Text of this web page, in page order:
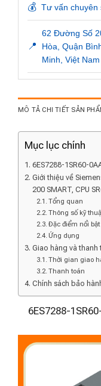
💰 Tư vấn chuyên
📍
62 Đường Số
Hòa, Quận
Minh, Việt Nam
MÔ TẢ CHI TIẾT SẢN
Mục lục chính
6ES7288-1SR60-
Giới thiệu về
200 SMART, CPU
Tổng quan
Thông số kỹ
Đặc điểm nổi bật
Ứng dụng
Giao hàng và thanh
Thời gian giao
Thanh toán
Chính sách bảo
6ES7288-